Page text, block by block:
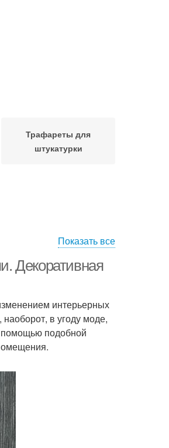
Трафареты для
штукатурки
Показать все
Декоративная
интерьерных
в угоду моде,
подобной